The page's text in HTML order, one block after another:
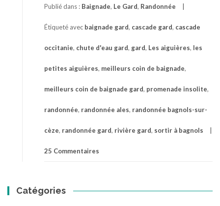
Aiguières
baignade
et
promenade
insolite
dans
le
Gard
Publié dans : Baignade, Le Gard, Randonnée
Étiqueté avec baignade gard, cascade gard, cascade
occitanie, chute d'eau gard, gard, Les aiguières, les
petites aiguières, meilleurs coin de baignade,
meilleurs coin de baignade gard, promenade insolite,
randonnée, randonnée ales, randonnée bagnols-sur-
cèze, randonnée gard, rivière gard, sortir à bagnols
25 Commentaires
Catégories